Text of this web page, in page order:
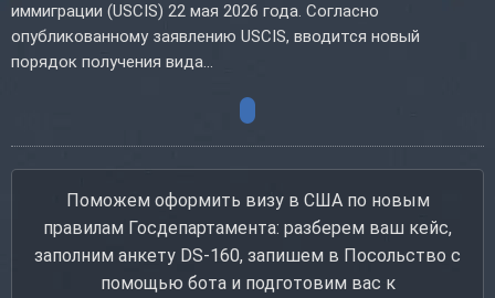
иммиграции (USCIS) 22 мая 2026 года. Согласно
опубликованному заявлению USCIS, вводится новый
порядок получения вида...
Поможем оформить визу в США по новым
правилам Госдепартамента: разберем ваш кейс,
заполним анкету DS-160, запишем в Посольство с
помощью бота и подготовим вас к